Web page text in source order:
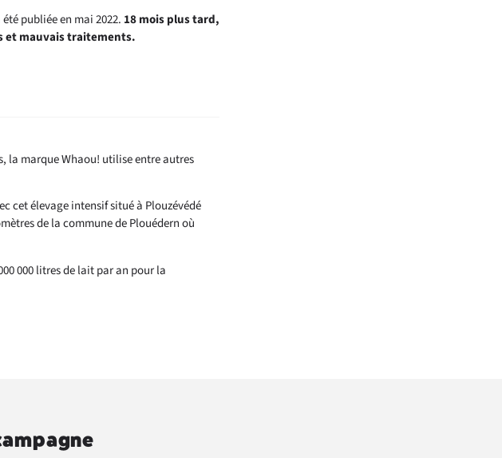
publiée en mai 2022. 18 mois plus tard,
et mauvais traitements.
la marqueWhaou! utilise entre autres
cet élevage intensif situé à Plouzévédé
de la commune de Plouédern où
000 litres de lait par an pour la